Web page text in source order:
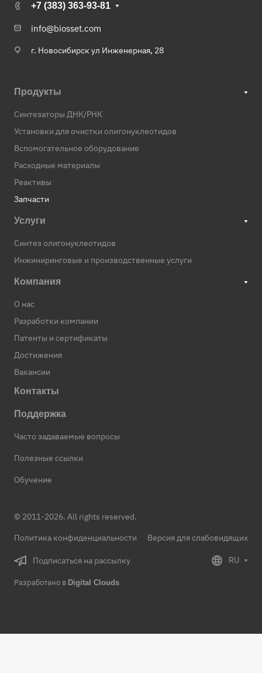
+7 (383) 363-93-81
info@biosset.com
г. Новосибирск ул Инженерная, 28
Продукты
Синтезаторы ДНК/РНК
Установки для очистки олигонуклеотидов
Вспомогательное оборудование
Расходные материалы
Реактивы
Запчасти
Услуги
Синтез олигонуклеотидов
Инжиниринговые и производственные услуги
Компания
О нас
Разработки компании
Патенты и сертификаты
Достижения
Вакансии
Контакты
Поддержка
Часто задаваемые вопросы
Полезные ссылки
Обучение
© 2011-2026. All rights reserved.
Политика конфиденциальности
Версия для слабовидящих
Подписаться на рассылку RU
Разработано в Digital Clouds